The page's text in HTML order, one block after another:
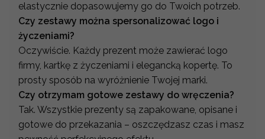
elastycznie dopasowujemy go do Twoich potrzeb.
Czy zestawy można spersonalizować logo i
życzeniami?
Oczywiście. Każdy prezent może zawierać logo
firmy, kartkę z życzeniami i elegancką kopertę. To
prosty sposób na wyróżnienie Twojej marki.
Czy otrzymam gotowe zestawy do wręczenia?
Tak. Wszystkie prezenty są zapakowane, opisane i
gotowe do przekazania – oszczędzasz czas i masz